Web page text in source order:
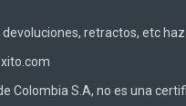
retractos, etc haz
Colombia S.A, no es una